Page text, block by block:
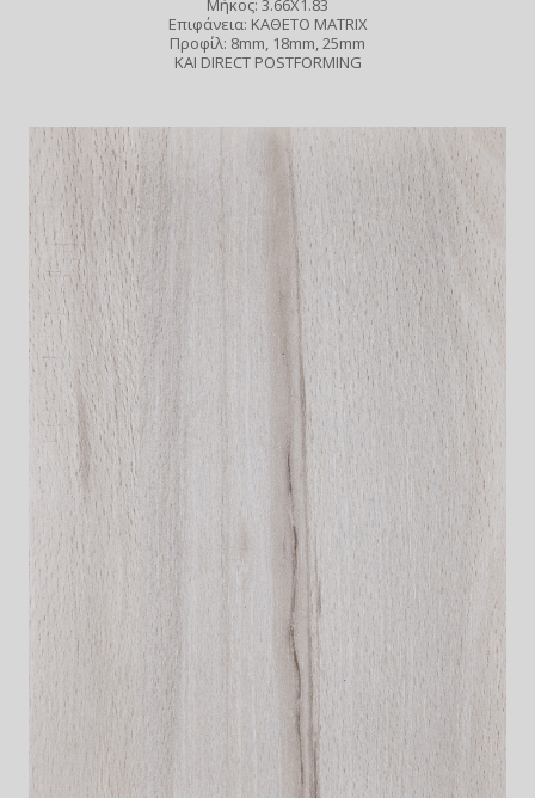
Επιφάνεια: ΚΑΘΕΤΟ MATRIX
Προφίλ: 8mm, 18mm, 25mm
ΚΑΙ DIRECT POSTFORMING